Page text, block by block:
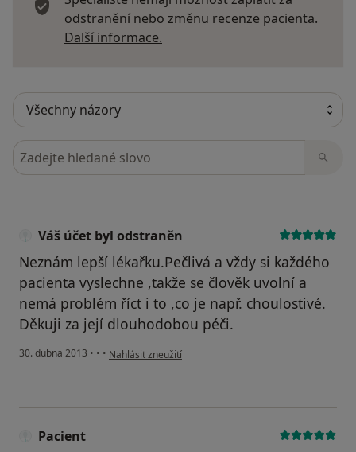
odstranění nebo změnu recenze pacienta.
Další informace.
Hledejte v názorech
Váš účet byl odstraněn
Neznám lepší lékařku.Pečlivá a vždy si každého
pacienta vyslechne ,takže se člověk uvolní a
nemá problém říct i to ,co je např. choulostivé.
Děkuji za její dlouhodobou péči.
30. dubna 2013 • • • podle názoru uživatele Váš účet byl odstraněn
Nahlásit zneužití
Pacient